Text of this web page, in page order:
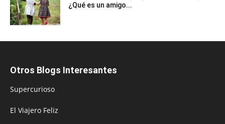
¿Qué es un amigo...
Otros Blogs Interesantes
Supercurioso
El Viajero Feliz